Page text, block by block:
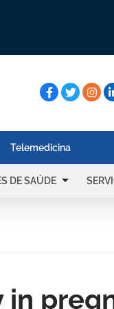
Cerca:
Telemedicina
DE SAÚDE arrow_drop_down